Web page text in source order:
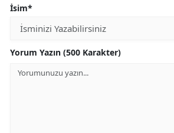
İsim*
Yorum Yazın (500 Karakter)